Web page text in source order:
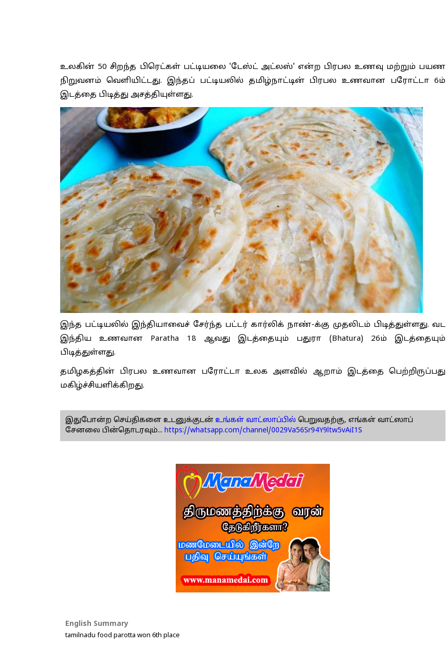
உலகின் 50 சிறந்த பிரெட்கள் பட்டியலை 'டேஸ்ட் அட்லஸ்' என்ற பிரபல உணவு மற்றும் பயண
நிறுவனம் வெளியிட்டது. இந்தப் பட்டியலில் தமிழ்நாட்டின் பிரபல உணவான பரோட்டா 6ம்
இடத்தை பிடித்து அசத்தியுள்ளது.
இந்த பட்டியலில் இந்தியாவைச் சேர்ந்த பட்டர் கார்லிக் நாண்-க்கு முதலிடம் பிடித்துள்ளது. வட
இந்திய உணவான Paratha 18 ஆவது இடத்தையும் பதுரா (Bhatura) 26ம் இடத்தையும்
பிடித்துள்ளது.
தமிழகத்தின் பிரபல உணவான பரோட்டா உலக அளவில் ஆறாம் இடத்தை பெற்றிருப்பது
மகிழ்ச்சியளிக்கிறது.
இதுபோன்ற செய்திகளை உடனுக்குடன் உங்கள் வாட்ஸாப்பில் பெறுவதற்கு, எங்கள் வாட்ஸாப்
சேனலை பின்தொடரவும்... https://whatsapp.com/channel/0029Va56Sr94Y9ltw5vAiI1S
English Summary
tamilnadu food parotta won 6th place